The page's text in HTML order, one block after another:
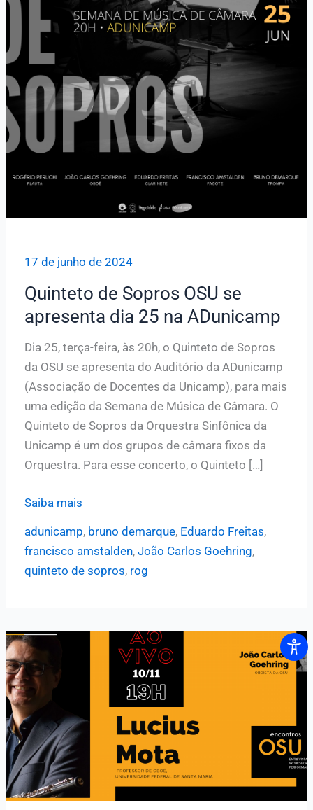
17 de junho de 2024
Quinteto de Sopros OSU se
apresenta dia 25 na ADunicamp
Dia 25, terça-feira, às 20h, o Quinteto de Sopros
da OSU se apresenta do Auditório da ADunicamp
(Associação de Docentes da Unicamp), para mais
uma edição da Semana de Música de Câmara. O
Quinteto de Sopros da Orquestra Sinfônica da
Unicamp é um dos grupos de câmara fixos da
Orquestra. Para esse concerto, o Quinteto […]
Quinteto
se
25
na
ADunicamp
Saiba mais
adunicamp, bruno demarque, Eduardo Freitas,
francisco amstalden, João Carlos Goehring,
quinteto de sopros, rog